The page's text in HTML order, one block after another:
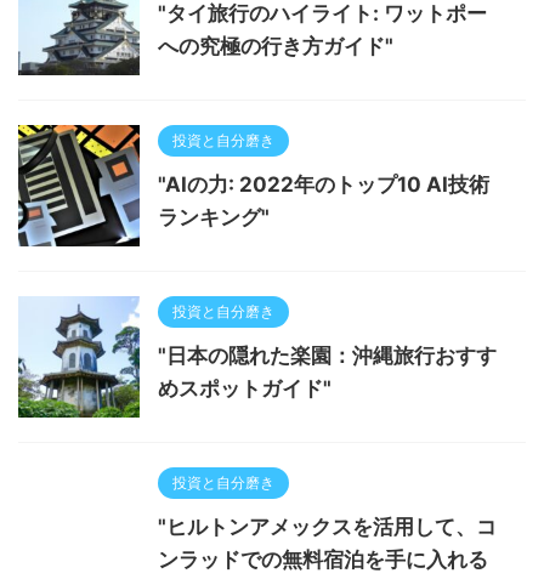
"タイ旅行のハイライト: ワットポー
への究極の行き方ガイド"
投資と自分磨き
"AIの力: 2022年のトップ10 AI技術
ランキング"
投資と自分磨き
"日本の隠れた楽園：沖縄旅行おすす
めスポットガイド"
投資と自分磨き
"ヒルトンアメックスを活用して、コ
ンラッドでの無料宿泊を手に入れる